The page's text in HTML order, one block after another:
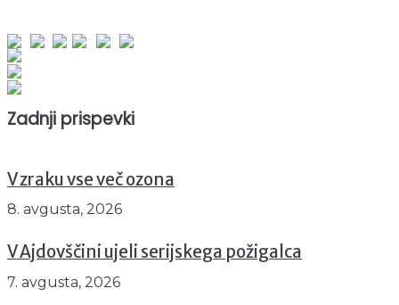
Zadnji prispevki
V zraku vse več ozona
8. avgusta, 2026
V Ajdovščini ujeli serijskega požigalca
7. avgusta, 2026